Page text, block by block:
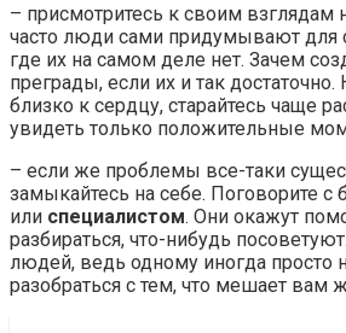
– присмотритесь к своим взглядам
часто люди сами придумывают для
где их на самом деле нет. Зачем
преграды, если их и так
близко к сердцу, старайтесь чаще
увидеть только положительные
– если же проблемы все-таки
замыкайтесь на себе. Поговорите
или специалистом. Они окажут
разбираться, что-нибудь
людей, ведь одному иногда просто
разобраться с тем, что мешает вам